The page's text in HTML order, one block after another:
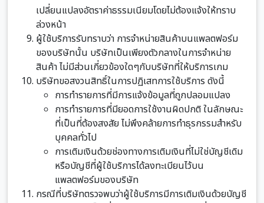
เปลี่ยนแปลงอัตราค่าธรรมเนียมโดยไม่ต้องแจ้งให้ทราบ
ล่วงหน้า
ผู้ใช้บริการรับทราบว่า การจำหน่ายสินค้าบนแพลตฟอร์ม
ของบริษัทนั้น บริษัทเป็นเพียงตัวกลางในการจำหน่าย
สินค้า ไม่มีส่วนเกี่ยวข้องใดๆกับบริษัทที่ให้บริการเกม
บริษัทขอสงวนสิทธิ์ในการปฏิเสทการใช้บริการ ดังนี้
การทำรายการที่มีการแจ้งข้อมูลที่ถูกปลอมแปลง
การทำรายการที่มียอดการใช้งานผิดปกติ ในลักษณะ
ที่เป็นที่ต้องสงสัย ไม่พึงคล้ายการทำธุรกรรมสำหรับ
บุคคลทั่วไป
การเติมเงินด้วยช่องทางการเติมเงินที่ไม่ใช่บัญชีเดิม
หรือบัญชีที่ผู้ใช้บริการได้ลงทะเบียนไว้บน
แพลตฟอร์มของบริษัท
กรณีที่บริษัทตรวจพบว่าผู้ใช้บริการมีการเติมเงินด้วยบัญชี